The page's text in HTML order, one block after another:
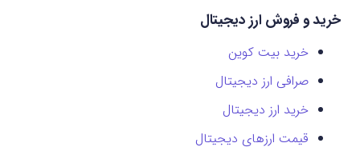
خرید و فروش ارز دیجیتال
خرید بیت کوین
صرافی ارز دیجیتال
خرید ارز دیجیتال
قیمت ارزهای دیجیتال